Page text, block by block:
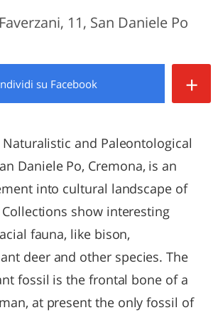
11, San Daniele Po
su Facebook +
Naturalistic and Paleontological
Daniele Po, Cremona, is an
into cultural landscape of
show interesting
fauna, like bison,
deer and other species. The
fossil is the frontal bone of a
at present the only fossil of